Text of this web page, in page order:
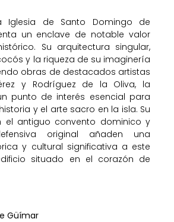
Iglesia de Santo Domingo de
un enclave de notable valor
Su arquitectura singular,
y la riqueza de su imaginería
obras de destacados artistas
y Rodríguez de la Oliva, la
punto de interés esencial para
y el arte sacro en la isla. Su
el antiguo convento dominico y
original añaden una
y cultural significativa a este
situado en el corazón de
Güímar